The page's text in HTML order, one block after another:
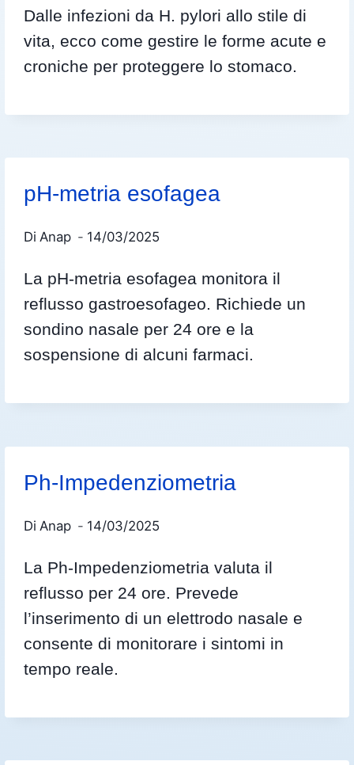
Dalle infezioni da H. pylori allo stile di
vita, ecco come gestire le forme acute e
croniche per proteggere lo stomaco.
pH-metria esofagea
Di Anap 14/03/2025
La pH-metria esofagea monitora il
reflusso gastroesofageo. Richiede un
sondino nasale per 24 ore e la
sospensione di alcuni farmaci.
Ph-Impedenziometria
Di Anap 14/03/2025
La Ph-Impedenziometria valuta il
reflusso per 24 ore. Prevede
l’inserimento di un elettrodo nasale e
consente di monitorare i sintomi in
tempo reale.